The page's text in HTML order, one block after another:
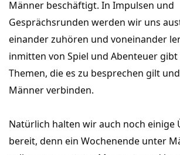
Männer beschäftigt. In Impulsen und
Gesprächsrunden werden wir uns
einander zuhören und voneinander
inmitten von Spiel und Abenteuer
Themen, die es zu besprechen gilt
Männer verbinden.
Natürlich halten wir auch noch einige
bereit, denn ein Wochenende unter